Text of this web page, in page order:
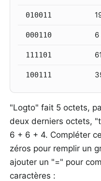
010011
000110 6
111101 61
100111
"Logto" fait 5 octets,
deux derniers octets,
6 + 6 + 4. Compléter
zéros pour remplir un
ajouter un "=" pour
caractères :